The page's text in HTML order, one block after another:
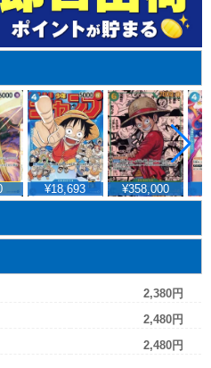
¥18,693 ¥358,000
2,380円
2,480円
2,480円